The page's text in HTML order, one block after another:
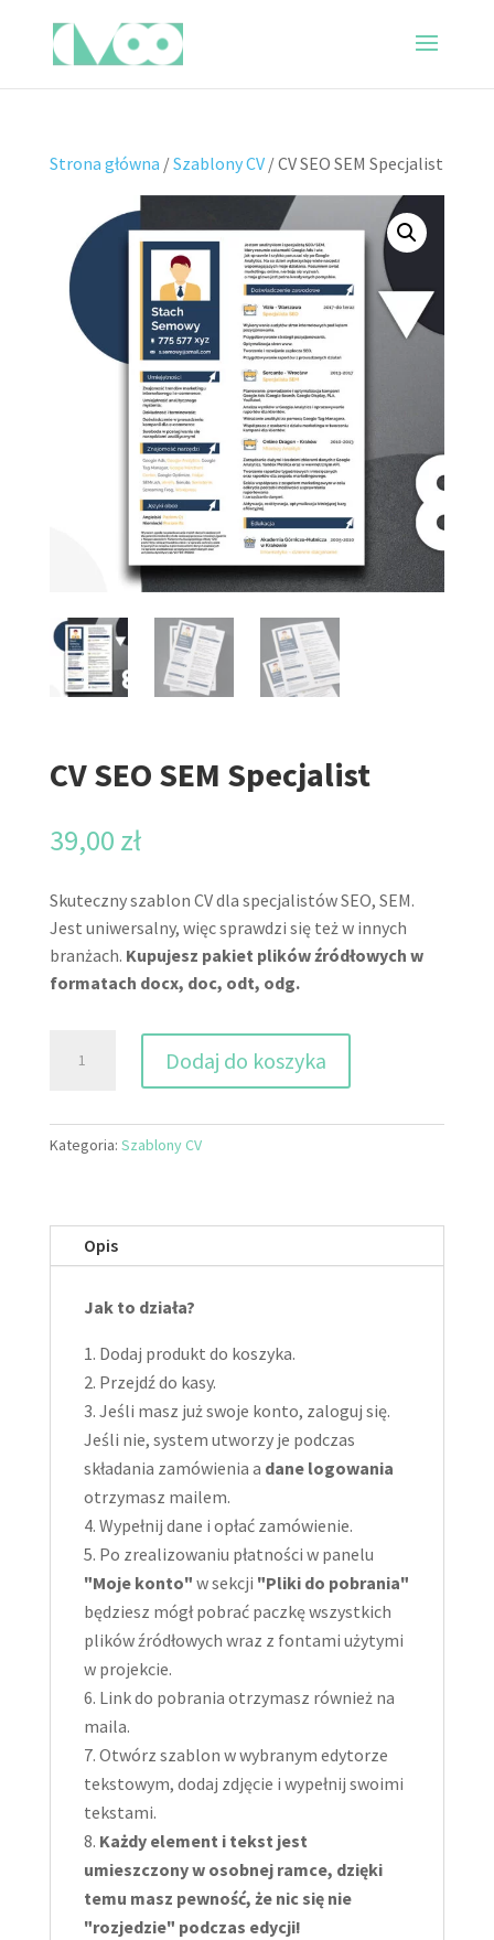
Strona główna /Szablony CV/ CV SEO SEM Specjalist
CV SEO SEM Specjalist
39,00 zł
Skuteczny szablon CV dla specjalistów SEO, SEM.
Jest uniwersalny, więc sprawdzi się też w innych
branżach. Kupujesz pakiet plików źródłowych w
formatach docx, doc, odt, odg.
SEM
Specjalist
Dodaj do koszyka
Kategoria: Szablony CV
Opis
Jak to działa?
Dodaj produkt do koszyka.
Przejdź do kasy.
Jeśli masz już swoje konto, zaloguj się.
Jeśli nie, system utworzy je podczas
składania zamówienia a dane logowania
otrzymasz mailem.
Wypełnij dane i opłać zamówienie.
Po zrealizowaniu płatności w panelu
"Moje konto" w sekcji "Pliki do pobrania"
będziesz mógł pobrać paczkę wszystkich
plików źródłowych wraz z fontami użytymi
w projekcie.
Link do pobrania otrzymasz również na
maila.
Otwórz szablon w wybranym edytorze
tekstowym, dodaj zdjęcie i wypełnij swoimi
tekstami.
Każdy element i tekst jest
umieszczony w osobnej ramce, dzięki
temu masz pewność, że nic się nie
"rozjedzie" podczas edycji!